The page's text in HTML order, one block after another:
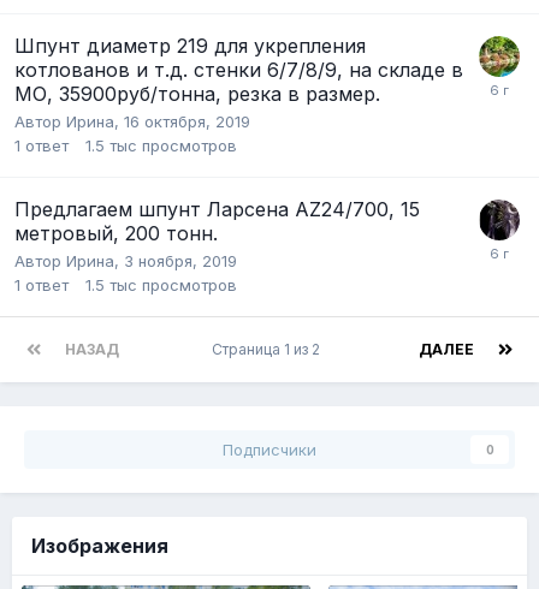
Шпунт диаметр 219 для укрепления
котлованов и т.д. стенки 6/7/8/9, на складе в
МО, 35900руб/тонна, резка в размер.
Автор Ирина, 16 октября, 2019
1 ответ 1.5 тыс просмотров
Предлагаем шпунт Ларсена AZ24/700, 15
метровый, 200 тонн.
Автор Ирина, 3 ноября, 2019
1 ответ 1.5 тыс просмотров
НАЗАД ДАЛЕЕ
Страница 1 из 2
Подписчики 0
Изображения